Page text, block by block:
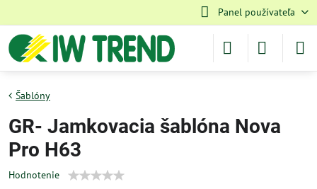
Panel používateľa
Šablóny
GR- Jamkovacia šablóna Nova
Pro H63
Hodnotenie